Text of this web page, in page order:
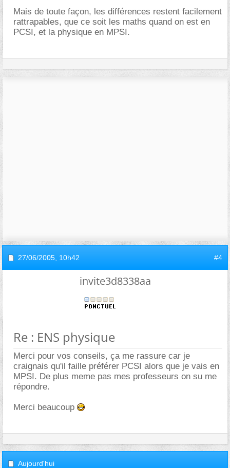
Mais de toute façon, les différences restent facilement
rattrapables, que ce soit les maths quand on est en
PCSI, et la physique en MPSI.
27/06/2005, 10h42 #4
invite3d8338aa
Re : ENS physique
Merci pour vos conseils, ça me rassure car je
craignais qu'il faille préférer PCSI alors que je vais en
MPSI. De plus meme pas mes professeurs on su me
répondre.
Merci beaucoup
Aujourd'hui